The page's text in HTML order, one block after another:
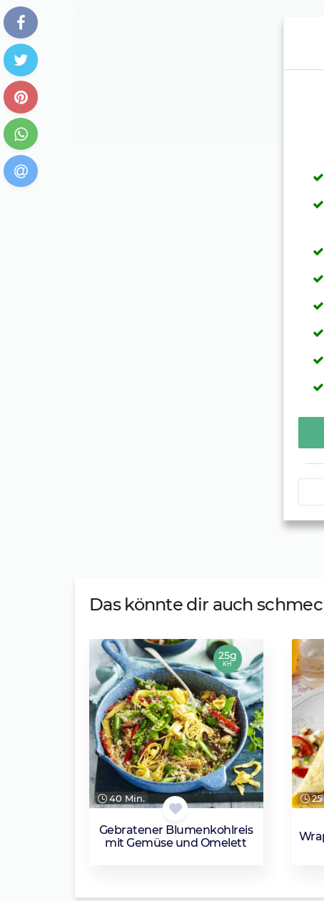
Das könnte dir auch
40 Min.
Gebratener Blumenkohlreis
mit Gemüse und Omelett
25g
KH
25